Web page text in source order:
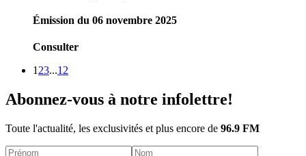
Émission du 06 novembre 2025
Consulter
1 23...12
Abonnez-vous à notre infolettre!
Toute l'actualité, les exclusivités et plus encore de 96.9 FM